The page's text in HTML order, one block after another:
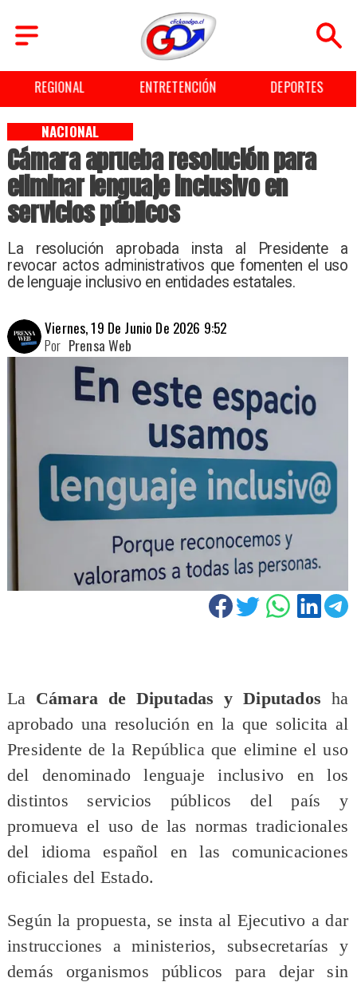
ENTRETENCIÓN DEPORTES CULTURA
Cámara aprueba resolución para
eliminar lenguaje inclusivo en
servicios públicos
La resolución aprobada insta al Presidente a
revocar actos administrativos que fomenten el uso
de lenguaje inclusivo en entidades estatales.
NACIONAL
Viernes, 19 De Junio De 2026 9:52
Prensa Web
Por
La Cámara de Diputadas y Diputados ha
aprobado una resolución en la que solicita al
Presidente de la República que elimine el uso
del denominado lenguaje inclusivo en los
distintos servicios públicos del país y
promueva el uso de las normas tradicionales
del idioma español en las comunicaciones
oficiales del Estado.
Según la propuesta, se insta al Ejecutivo a dar
instrucciones a ministerios, subsecretarías y
demás organismos públicos para dejar sin